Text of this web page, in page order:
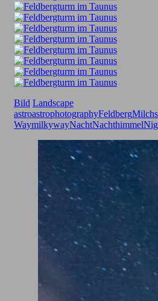
Bild Landscape
astroastrophotographyFeldberg
WaymilkywayNachtNachthimmel